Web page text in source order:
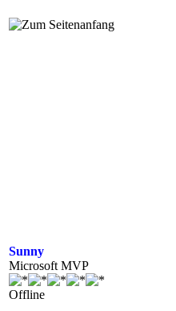
Sunny
Microsoft MVP
Offline